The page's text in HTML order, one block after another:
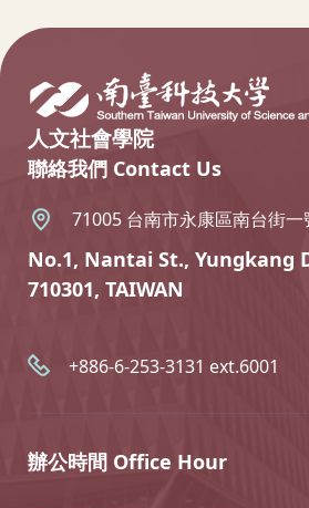
人文社會學院
聯絡我們 Contact Us
71005 台南市永康區南台街一
No.1, Nantai St., Yungkang
710301, TAIWAN
+886-6-253-3131 ext.6001
辦公時間 Office Hour